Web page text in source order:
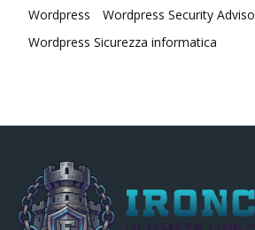
Wordpress
Wordpress Security
Wordpress Sicurezza informatica